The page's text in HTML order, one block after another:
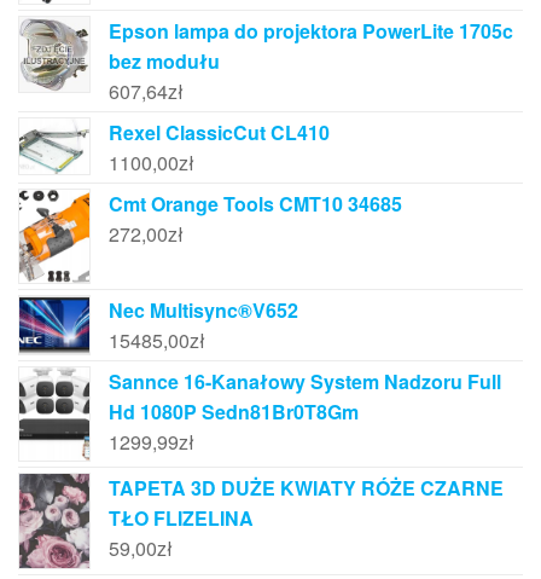
Epson lampa do projektora PowerLite 1705c
bez modułu
607,64zł
Rexel ClassicCut CL410
1100,00zł
Cmt Orange Tools CMT10 34685
272,00zł
Nec Multisync®V652
15485,00zł
Sannce 16-Kanałowy System Nadzoru Full
Hd 1080P Sedn81Br0T8Gm
1299,99zł
TAPETA 3D DUŻE KWIATY RÓŻE CZARNE
TŁO FLIZELINA
59,00zł